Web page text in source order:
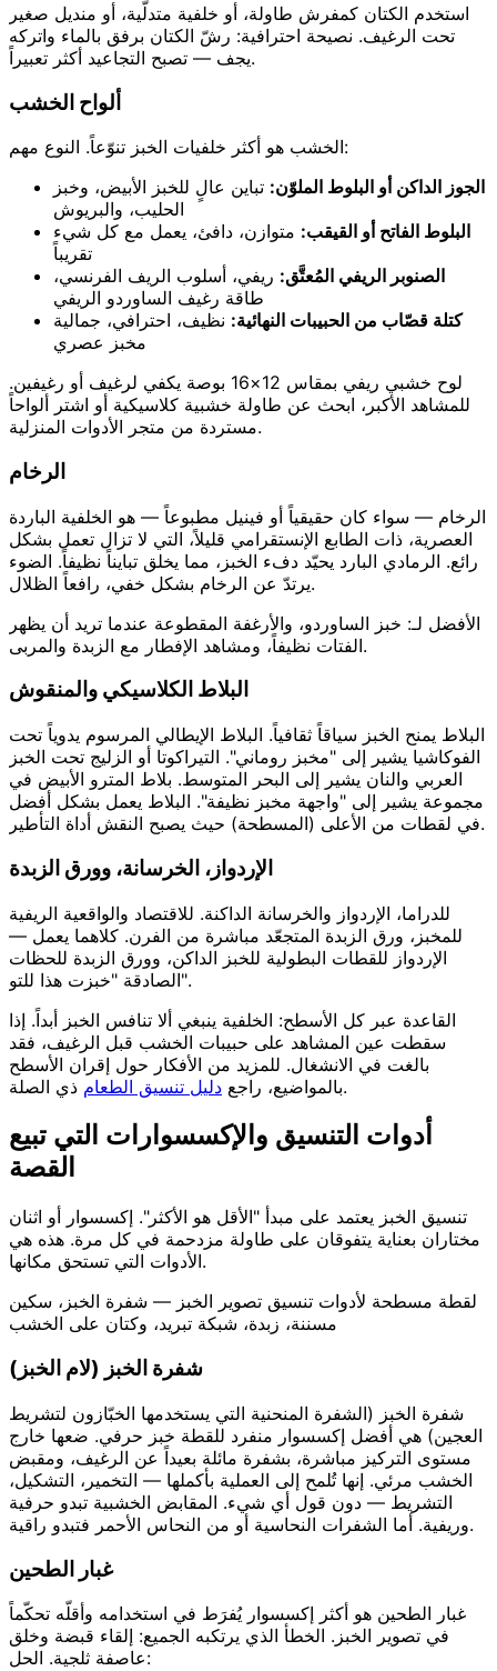
استخدم الكتان كمفرش طاولة، أو خلفية متدلّية، أو منديل صغير
تحت الرغيف. نصيحة احترافية: رشّ الكتان برفق بالماء واتركه
يجف — تصبح التجاعيد أكثر تعبيراً.
ألواح الخشب
الخشب هو أكثر خلفيات الخبز تنوّعاً. النوع مهم:
الجوز الداكن أو البلوط الملوّن: تباين عالٍ للخبز الأبيض، وخبز
الحليب، والبريوش
البلوط الفاتح أو القيقب: متوازن، دافئ، يعمل مع كل شيء
تقريباً
الصنوبر الريفي المُعتَّق: ريفي، أسلوب الريف الفرنسي،
طاقة رغيف الساوردو الريفي
كتلة قصّاب من الحبيبات النهائية: نظيف، احترافي، جمالية
مخبز عصري
لوح خشبي ريفي بمقاس 12×16 بوصة يكفي لرغيف أو رغيفين.
للمشاهد الأكبر، ابحث عن طاولة خشبية كلاسيكية أو اشتر ألواحاً
مستردة من متجر الأدوات المنزلية.
الرخام
الرخام — سواء كان حقيقياً أو فينيل مطبوعاً — هو الخلفية الباردة
العصرية، ذات الطابع الإنستقرامي قليلاً، التي لا تزال تعمل بشكل
رائع. الرمادي البارد يحيّد دفء الخبز، مما يخلق تبايناً نظيفاً. الضوء
يرتدّ عن الرخام بشكل خفي، رافعاً الظلال.
الأفضل لـ: خبز الساوردو، والأرغفة المقطوعة عندما تريد أن يظهر
الفتات نظيفاً، ومشاهد الإفطار مع الزبدة والمربى.
البلاط الكلاسيكي والمنقوش
البلاط يمنح الخبز سياقاً ثقافياً. البلاط الإيطالي المرسوم يدوياً تحت
الفوكاشيا يشير إلى "مخبز روماني". التيراكوتا أو الزليج تحت الخبز
العربي والنان يشير إلى البحر المتوسط. بلاط المترو الأبيض في
مجموعة يشير إلى "واجهة مخبز نظيفة". البلاط يعمل بشكل أفضل
في لقطات من الأعلى (المسطحة) حيث يصبح النقش أداة التأطير.
الإردواز، الخرسانة، وورق الزبدة
للدراما، الإردواز والخرسانة الداكنة. للاقتصاد والواقعية الريفية
للمخبز، ورق الزبدة المتجعّد مباشرة من الفرن. كلاهما يعمل —
الإردواز للقطات البطولية للخبز الداكن، وورق الزبدة للحظات
الصادقة "خبزت هذا للتو".
القاعدة عبر كل الأسطح: الخلفية ينبغي ألا تنافس الخبز أبداً. إذا
سقطت عين المشاهد على حبيبات الخشب قبل الرغيف، فقد
بالغت في الانشغال. للمزيد من الأفكار حول إقران الأسطح
بالمواضيع، راجع دليل تنسيق الطعام ذي الصلة.
أدوات التنسيق والإكسسوارات التي تبيع
القصة
تنسيق الخبز يعتمد على مبدأ "الأقل هو الأكثر". إكسسوار أو اثنان
مختاران بعناية يتفوقان على طاولة مزدحمة في كل مرة. هذه هي
الأدوات التي تستحق مكانها.
لقطة مسطحة لأدوات تنسيق تصوير الخبز — شفرة الخبز، سكين
مسننة، زبدة، شبكة تبريد، وكتان على الخشب
شفرة الخبز (لام الخبز)
شفرة الخبز (الشفرة المنحنية التي يستخدمها الخبّازون لتشريط
العجين) هي أفضل إكسسوار منفرد للقطة خبز حرفي. ضعها خارج
مستوى التركيز مباشرة، بشفرة مائلة بعيداً عن الرغيف، ومقبض
الخشب مرئي. إنها تُلمح إلى العملية بأكملها — التخمير، التشكيل،
التشريط — دون قول أي شيء. المقابض الخشبية تبدو حرفية
وريفية. أما الشفرات النحاسية أو من النحاس الأحمر فتبدو راقية.
غبار الطحين
غبار الطحين هو أكثر إكسسوار يُفرَط في استخدامه وأقلّه تحكّماً
في تصوير الخبز. الخطأ الذي يرتكبه الجميع: إلقاء قبضة وخلق
عاصفة ثلجية. الحل: